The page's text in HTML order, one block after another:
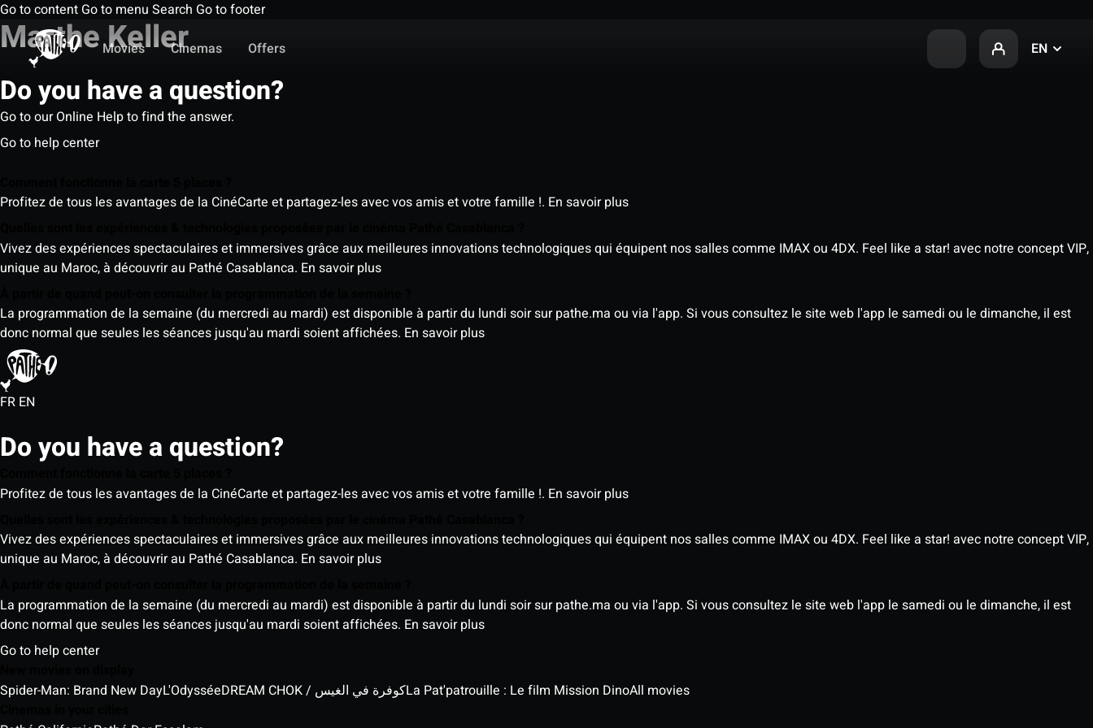
Go to content Go to menu Search Go to footer
Movies
Cinemas Offers EN
Marthe Keller
Do you have a question?
Go to our Online Help to find the answer.
Go to help center
Profitez de tous les avantages de la CinéCarte et partagez-les avec vos amis et votre famille !. En savoir plus
Vivez des expériences spectaculaires et immersives grâce aux meilleures innovations technologiques qui équipent nos salles comme IMAX ou 4DX. Feel like a star! avec notre concept VIP,
unique au Maroc, à découvrir au Pathé Casablanca. En savoir plus
La programmation de la semaine (du mercredi au mardi) est disponible à partir du lundi soir sur pathe.ma ou via l'app. Si vous consultez le site web l'app le samedi ou le dimanche, il est
donc normal que seules les séances jusqu'au mardi soient affichées. En savoir plus
FR EN
Do you have a question?
Profitez de tous les avantages de la CinéCarte et partagez-les avec vos amis et votre famille !. En savoir plus
Vivez des expériences spectaculaires et immersives grâce aux meilleures innovations technologiques qui équipent nos salles comme IMAX ou 4DX. Feel like a star! avec notre concept VIP,
unique au Maroc, à découvrir au Pathé Casablanca. En savoir plus
La programmation de la semaine (du mercredi au mardi) est disponible à partir du lundi soir sur pathe.ma ou via l'app. Si vous consultez le site web l'app le samedi ou le dimanche, il est
donc normal que seules les séances jusqu'au mardi soient affichées. En savoir plus
Go to help center
Spider-Man: Brand New DayL'Odyssée DREAM CHOK / كوفرة في الغيسLa Pat'patrouille : Le film Mission DinoAll movies